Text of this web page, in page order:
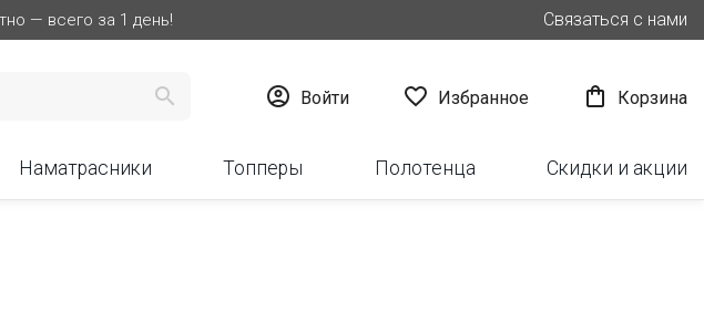
— всего за 1 день! Связаться с нами
  Войти  Избранное  Корзина
Наматрасники Топперы Полотенца Скидки и акции